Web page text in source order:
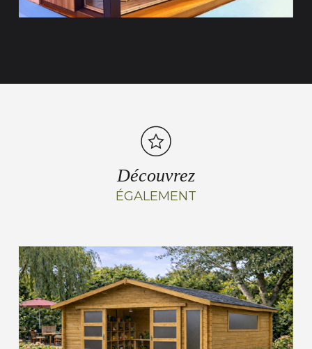
Découvrez
ÉGALEMENT